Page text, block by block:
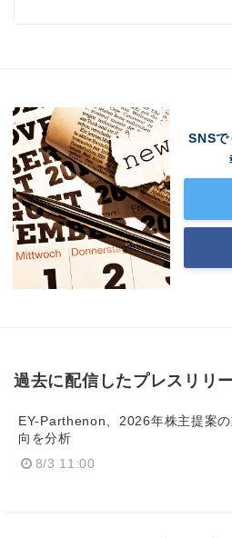
SNS
過去に配信したプレスリリ
EY-Parthenon、2026年株主提案の
向を分析
8/3 11:00